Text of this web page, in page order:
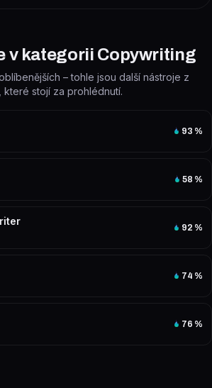
v kategorii Copywriting
– tohle jsou další nástroje z
stojí za prohlédnutí.
93 %
58 %
92 %
74 %
76 %